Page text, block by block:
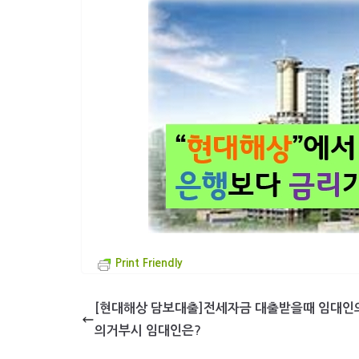
Print Friendly
[현대해상 담보대출]전세자금 대출받을때 임대인
의거부시 임대인은?